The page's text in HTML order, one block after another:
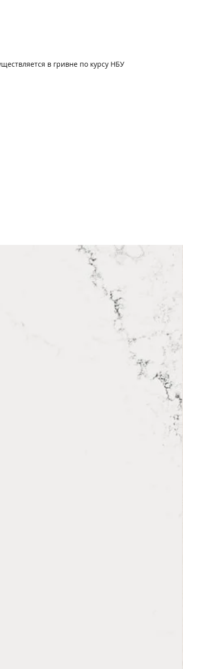
выводят его в премиум сегмент отделочных
материалов. А качественные показатели
в гривне по курсу НБУ